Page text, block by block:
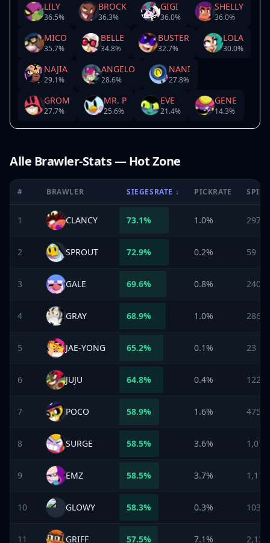
LILY
36.5%
BROCK
36.3%
GIGI
36.0%
SHELLY
36.0%
MICO
35.7%
BELLE
34.8%
BUSTER
32.7%
LOLA
30.0%
NAJIA
29.1%
ANGELO
28.6%
NANI
27.8%
GROM
27.7%
MR. P
25.6%
EVE
21.4%
GENE
14.3%
Alle Brawler-Stats — Hot Zone
# BRAWLER SIEGESRATE ↓ PICKRATE
1 CLANCY 73.1% 1.0% 297
2 SPROUT 72.9% 0.2% 59
3 GALE 69.6% 0.8% 240
4 GRAY 68.9% 1.0% 286
5 JAE-YONG 65.2% 0.1% 23
6 JUJU 64.8% 0.4% 122
7 POCO 58.9% 1.6% 475
8 SURGE 58.5% 3.6% 1,073
9 EMZ 58.5% 3.7% 1,114
10 GLOWY 58.3% 0.3% 103
11 GRIFF 57.5% 7.1% 2,139